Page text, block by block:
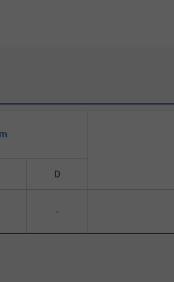
D
-